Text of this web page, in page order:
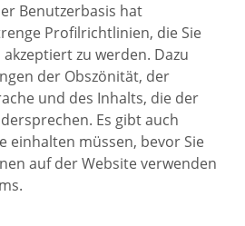
Benutzerbasis hat
Profilrichtlinien, die Sie
zu werden. Dazu
der Obszönität, der
und des Inhalts, die der
Es gibt auch
einhalten müssen, bevor Sie
auf der Website verwenden